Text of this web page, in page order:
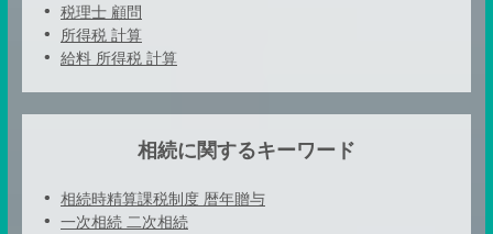
税理士 顧問
所得税 計算
給料 所得税 計算
相続に関するキーワード
相続時精算課税制度 暦年贈与
一次相続 二次相続